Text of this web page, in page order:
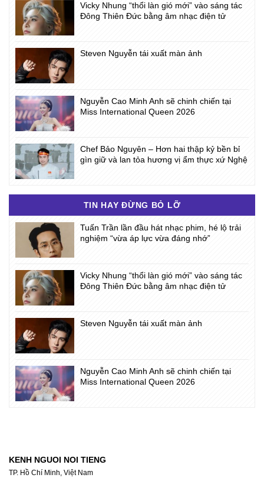
Vicky Nhung “thổi làn gió mới” vào sáng tác
Đông Thiên Đức bằng âm nhạc điện tử
Steven Nguyễn tái xuất màn ảnh
Nguyễn Cao Minh Anh sẽ chinh chiến tại
Miss International Queen 2026
Chef Bảo Nguyên – Hơn hai thập kỷ bền bỉ
gìn giữ và lan tỏa hương vị ẩm thực xứ Nghệ
TIN HAY ĐỪNG BỎ LỠ
Tuấn Trần lần đầu hát nhạc phim, hé lộ trải
nghiệm “vừa áp lực vừa đáng nhớ”
Vicky Nhung “thổi làn gió mới” vào sáng tác
Đông Thiên Đức bằng âm nhạc điện tử
Steven Nguyễn tái xuất màn ảnh
Nguyễn Cao Minh Anh sẽ chinh chiến tại
Miss International Queen 2026
KENH NGUOI NOI TIENG
TP. Hồ Chí Minh, Việt Nam